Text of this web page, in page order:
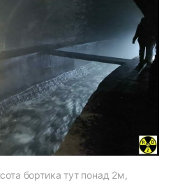
бортика тут понад 2м,